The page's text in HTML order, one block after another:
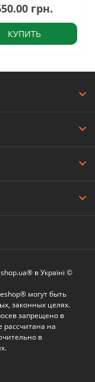
грн.
КУПИТЬ
в Україні ©
могут быть
законных целях.
запрещено в
рассчитана на
в